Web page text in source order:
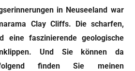
in Neuseeland war
Clay Cliffs. Die scharfen,
eine faszinierende geologische
Und Sie können da
finden Sie meinen